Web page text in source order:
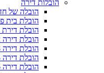
הובלה של חדר שינה
הובלת בית פרטי
הובלת דירת חדר